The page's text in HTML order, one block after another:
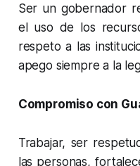
Ser un gobernador
el uso de los
respeto a las
apego siempre a la
Compromiso con
Trabajar, ser
las personas,